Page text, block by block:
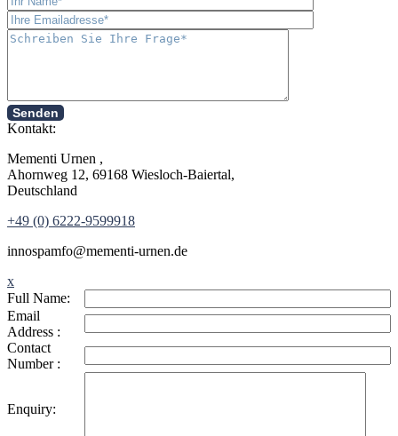
Senden
Kontakt:
Mementi Urnen ,
Ahornweg 12, 69168 Wiesloch-Baiertal,
Deutschland
+49 (0) 6222-9599918
innospamfo@mementi-urnen.de
x
Full Name:
Email
Address :
Contact
Number :
Enquiry: